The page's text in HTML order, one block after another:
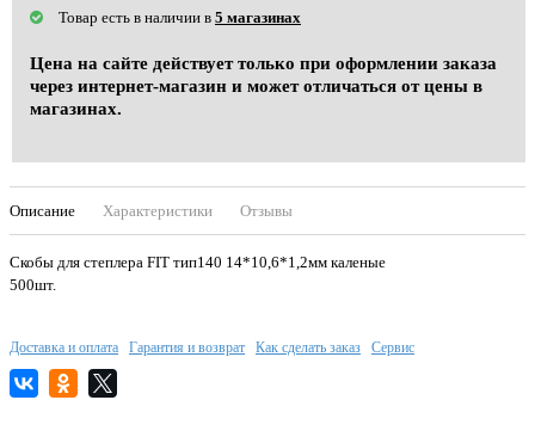
Товар есть в наличии в 5 магазинах
Цена на сайте действует только при оформлении заказа
через интернет-магазин и может отличаться от цены в
магазинах.
Описание Характеристики Отзывы
Скобы для степлера FIT тип140 14*10,6*1,2мм каленые
500шт.
Доставка и оплата Гарантия и возврат Как сделать заказ Сервис